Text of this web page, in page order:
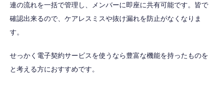
連の流れを一括で管理し、メンバーに即座に共有可能です。皆で
確認出来るので、ケアレスミスや抜け漏れを防止がなくなりま
す。
せっかく電子契約サービスを使うなら豊富な機能を持ったものを
と考える方におすすめです。